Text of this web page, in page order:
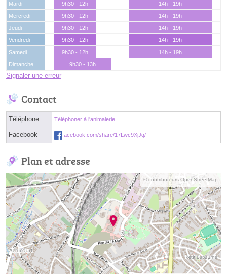
Mardi
9h30 - 12h
14h - 19h
Mercredi
9h30 - 12h
14h - 19h
Jeudi
9h30 - 12h
14h - 19h
Vendredi
9h30 - 12h
14h - 19h
Samedi
9h30 - 12h
14h - 19h
Dimanche
9h30 - 13h
Signaler une erreur
Contact
Téléphone Téléphoner à l'animalerie
Facebook facebook.com/share/17Lwc9XjJq/
Plan et adresse
© contributeurs OpenStreetMap